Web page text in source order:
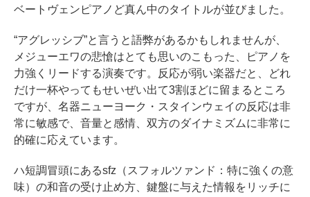
ベートヴェンピアノど真ん中のタイトルが並びました。
“アグレッシブ”と言うと語弊があるかもしれませんが、
メジューエワの悲愴はとても思いのこもった、ピアノを
力強くリードする演奏です。反応が弱い楽器だと、どれ
だけ一杯やってもせいぜい出て3割ほどに留まるところ
ですが、名器ニューヨーク・スタインウェイの反応は非
常に敏感で、音量と感情、双方のダイナミズムに非常に
的確に応えています。
ハ短調冒頭にあるsfz（スフォルツァンド：特に強くの意
味）の和音の受け止め方、鍵盤に与えた情報をリッチに